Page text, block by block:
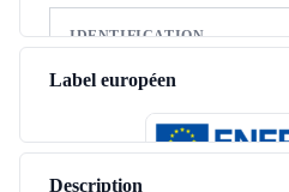
IDENTIFICATION
Marque
Saison Été
Label européen
Description